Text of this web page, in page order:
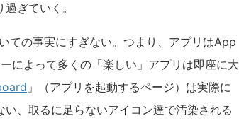
ぎていく。
ての事実にすぎない。つまり、アプリはApp
によって多くの「楽しい」アプリは即座に大
」（アプリを起動するページ）は実際に
、取るに足らないアイコン達で汚染される